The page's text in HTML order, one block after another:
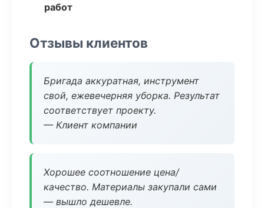
работ
Отзывы клиентов
Бригада аккуратная, инструмент
свой, ежевечерняя уборка. Результат
соответствует проекту.
— Клиент компании
Хорошее соотношение цена/
качество. Материалы закупали сами
— вышло дешевле.